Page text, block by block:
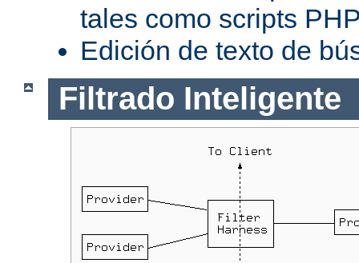
tales como scripts
Edición de texto de
Filtrado Inteligente